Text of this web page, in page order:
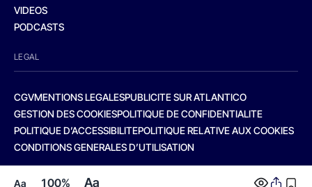
Aa 100% Aa
VIDEOS
PODCASTS
LEGAL
CGVMENTIONS LEGALESPUBLICITE SUR ATLANTICO
GESTION DES COOKIESPOLITIQUE DE CONFIDENTIALITE
POLITIQUE D’ACCESSIBILITEPOLITIQUE RELATIVE AUX COOKIES
CONDITIONS GENERALES D’UTILISATION